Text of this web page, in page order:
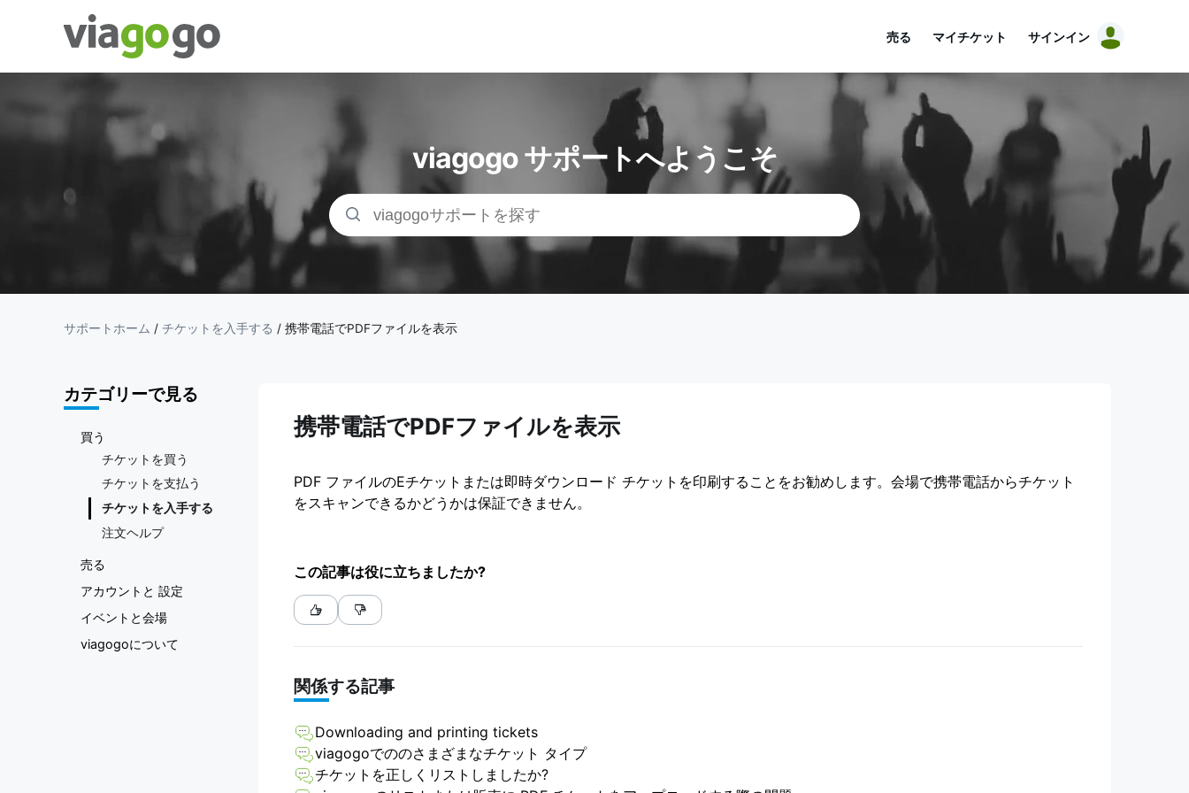
チケッ
ト - コ
ンサー
ト、ス
ポーツ
、シア
ケット |
viagogo
チケッ
トマー
ケット
プレイ
売る マイチケット サインイン
viagogo サポートへようこそ
サポートホーム / チケットを入手する / 携帯電話でPDFファイルを表示
カテゴリーで見る
買う
チケットを買う
チケットを支払う
チケットを入手する
注文ヘルプ
売る
アカウントと 設定
イベントと会場
viagogoについて
携帯電話でPDFファイルを表示
PDF ファイルのEチケットまたは即時ダウンロード チケットを印刷することをお勧めします。会場で携帯電話からチケット
をスキャンできるかどうかは保証できません。
この記事は役に立ちましたか?
関係する記事
Downloading and printing tickets
viagogoでののさまざまなチケット タイプ
チケットを正しくリストしましたか?